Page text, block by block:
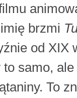
brzmi
od XIX
to samo,
To